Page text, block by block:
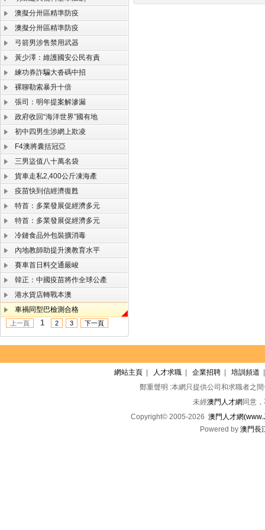
澳擬分卅區精準防疫
澳擬分卅區精準防疫
弓箭男涉售禁用武器
黃少澤：維護國安公民有責
練功券詐騙大沓碼中招
裸聊勒索暴升十倍
張司：明年提案解滲漏
政府收回“海洋世界”國有地
初中四男生涉網上欺凌
F4澳將囊括冠亞
三男盜值八十萬名袋
貨車走私2,400公斤凍海產
疫苗快到信經濟復甦
特首：多業發展促經濟多元
特首：多業發展促經濟多元
冷鏈食品外包裝擴消毒
內地教師助提升澳教育水平
賽車首日料交通嚴峻
韓正：中國疫苗將作全球公產
港水貨店轉戰本澳
車禍同型巴檢測合格
上一頁 1 2 3 下一頁
網站主頁 人才求職 企業招聘 培訓頻道
鄭重聲明 :本網只提供公司和求職者之
未經澳門人才網 同意
Copyright© 2005-2026 澳門人才網
Powered by 澳門長